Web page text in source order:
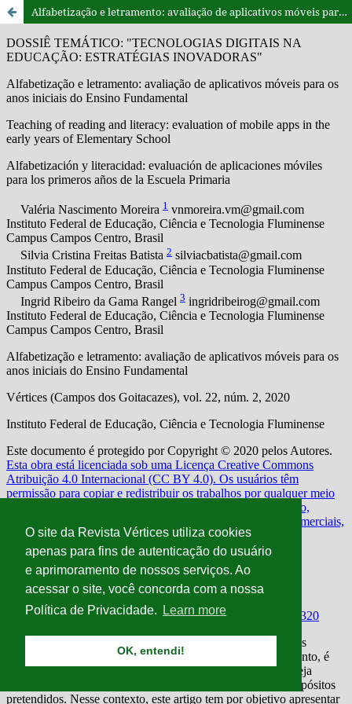
O site da Revista Vértices utiliza cookies
apenas para fins de autenticação do usuário
e aprimoramento de nossos serviços. Ao
acessar o site, você concorda com a nossa
Política de Privacidade.
Learn more
OK, entendi!
Alfabetização e letramento: avaliação de aplicativos móveis para os anos iniciais do Ensino Fundamental